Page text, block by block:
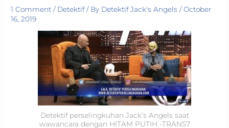
1 Comment / Detektif/ By Detektif Jack's Angels/October
16, 2019
Detektif perselingkuhan Jack’s Angels saat
wawancara dengan HITAM PUTIH -TRANS7